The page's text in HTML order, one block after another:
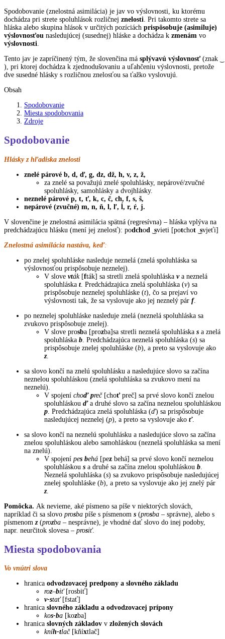
Spodobovanie (znelostná asimilácia) je jav vo výslovnosti, ku ktorému
dochádza pri strete spoluhlások rozličnej znelosti . Pri takomto strete sa
hláska alebo skupina hlások v určitých pozíciách prispôsobuje (asimiluje)
výslovnosťou nasledujúcej (susednej) hláske a dochádza k zmenám vo
výslovnosti
Tento jav je zapríčinený tým, že slovenčina má splývavú výslovnosť (znak ͜
), pri ktorej dochádza k zjednodušovaniu a uľahčeniu výslovnosti, pretože
dve susedné hlásky s rozličnou znelosťou sa ťažko vyslovujú.
Obsah
Spodobovanie
Miesta spodobovania
Zdroje
Spodobovanie
Hlásky z hľadiska znelosti
znelé párové b, d, ď, g, dz, dž, h, v, z, ž,
za znelé sa považujú znelé spoluhlásky, nepárové/zvučné
spoluhlásky, samohlásky a dvojhlásky.
neznelé párové p, t, ť, k, c, č, ch, f, s, š,
nepárové (zvučné) m, n, ň, l, ľ, ĺ, r, ŕ, j.
V slovenčine je znelostná asimilácia spätná (regresívna) – hláska vplýva na
predchádzajúcu hlásku (mení jej znelosť): podchod svieti [potchot svjeťi]
Znelostná asimilácia nastáva, keď:
po znelej spoluhláske nasleduje neznelá (znelá spoluhláska sa
výslovnosťou prispôsobuje neznelej).
V slove vták [fták] sa stretli znelá spoluhláska va neznelá
spoluhláska t. Predchádzajúca znelá spoluhláska (v) sa
prispôsobuje neznelej spoluhláske (t), čo sa prejaví vo
výslovnosti tak, že sa vyslovuje ako jej neznelý pár f.
po neznelej spoluhláske nasleduje znelá (neznelá spoluhláska sa
zvukovo prispôsobuje znelej).
V slove prosba [prozba]sa stretli neznelá spoluhláska s a znelá
spoluhláska b . Predchádzajúca neznelá spoluhláska (s) sa
prispôsobuje znelej spoluhláske (b), a preto sa vyslovuje ako
z.
sa slovo končí na znelú spoluhlásku a nasledujúce slovo sa začína
neznelou spoluhláskou (znelá spoluhláska sa zvukovo mení na
neznelú).
V spojení choď preč[choťpreč] sa prvé slovo končí znelou
spoluhláskou ďa druhé slovo sa začína neznelou spoluhláskou
p . Predchádzajúca znelá spoluhláska (ď) sa prispôsobuje
nasledujúcej neznelej (p), a preto sa vyslovuje ako ť.
sa slovo končí na neznelú spoluhlásku a nasledujúce slovo sa začína
znelou spoluhláskou alebo samohláskou (neznelá spoluhláska sa mení
na znelú).
V spojení pes behá [pez behá] sa prvé slovo končí neznelou
spoluhláskou s a druhé sa začína znelou spoluhláskou b
Neznelá spoluhláska (s) sa zvukovo prispôsobuje nasledujúcej
znelej spoluhláske (b), a preto sa vyslovuje ako jej znelý pár
z.
Pomôcka. Ak nevieme, aké písmeno sa píše v niektorých slovách,
napríklad či sa slovo prosba píše s písmenom s (prosba – správne), alebo s
písmenom z(prozba – nesprávne), je vhodné dať slovo do inej podoby,
napr. neurčitok slovesa – prosiť.
Miesta spodobovania
Vo vnútri slova
hranica odvodzovacej predpony a slovného základu
roz–biť[rosbiť]
v-stať[fstať]
hranica slovného základu a odvodzovacej prípony
kos-ba [kozba]
hranica slovných základov v zložených slovách
kníh-tlač[kňíxtlač]